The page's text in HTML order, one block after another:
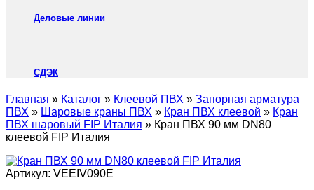
Деловые линии
СДЭК
Главная » Каталог » Клеевой ПВХ » Запорная арматура
ПВХ » Шаровые краны ПВХ » Кран ПВХ клеевой » Кран
ПВХ шаровый FIP Италия » Кран ПВХ 90 мм DN80
клеевой FIP Италия
Артикул: VEEIV090E